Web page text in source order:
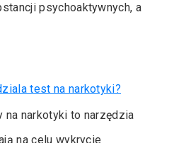
psychoaktywnych, a
test na narkotyki?
na narkotyki to narzędzia
na celu wykrycie